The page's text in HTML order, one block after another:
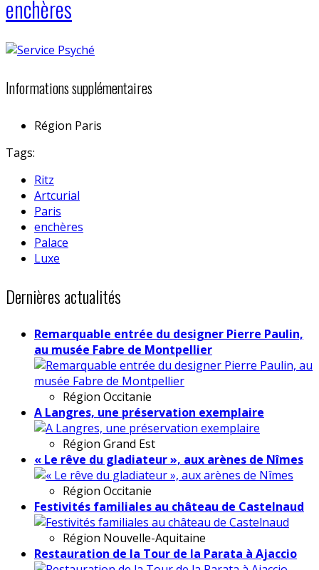
enchères
Informations supplémentaires
Région Paris
Tags:
Ritz
Artcurial
Paris
enchères
Palace
Luxe
Dernières actualités
Remarquable entrée du designer Pierre Paulin,
au musée Fabre de Montpellier
Région Occitanie
A Langres, une préservation exemplaire
Région Grand Est
« Le rêve du gladiateur », aux arènes de Nîmes
Région Occitanie
Festivités familiales au château de Castelnaud
Région Nouvelle-Aquitaine
Restauration de la Tour de la Parata à Ajaccio